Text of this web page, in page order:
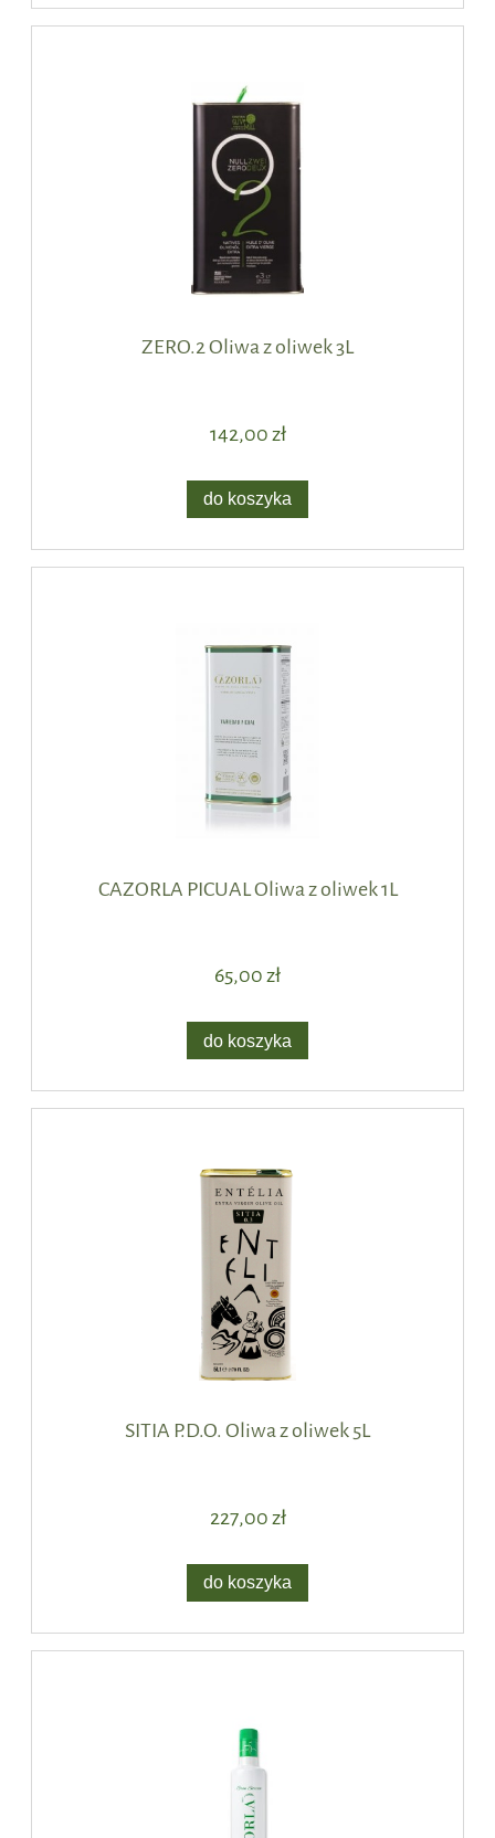
ZERO.2 Oliwa z oliwek 3L
142,00 zł
do koszyka
CAZORLA PICUAL Oliwa z oliwek 1L
65,00 zł
do koszyka
SITIA P.D.O. Oliwa z oliwek 5L
227,00 zł
do koszyka